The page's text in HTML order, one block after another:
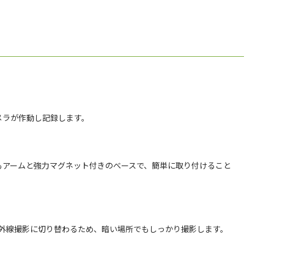
が作動し記録します。
ームと強力マグネット付きのべースで、簡単に取り付けること
撮影に切り替わるため、暗い場所でもしっかり撮影します。